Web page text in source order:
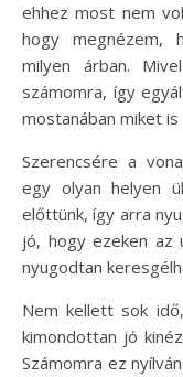
ehhez most nem
hogy megnézem,
milyen árban.
számomra, így
mostanában miket is
Szerencsére a
egy olyan helyen
előttünk, így arra
jó, hogy ezeken az
nyugodtan
Nem kellett sok
kimondottan jó
Számomra ez